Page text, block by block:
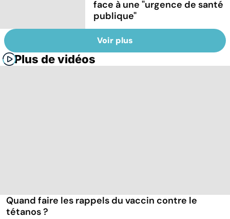
face à une "urgence de santé
publique"
Voir plus
Plus de vidéos
Quand faire les rappels du vaccin contre le
tétanos ?